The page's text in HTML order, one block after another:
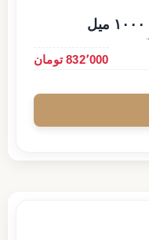
832٬000 تومان